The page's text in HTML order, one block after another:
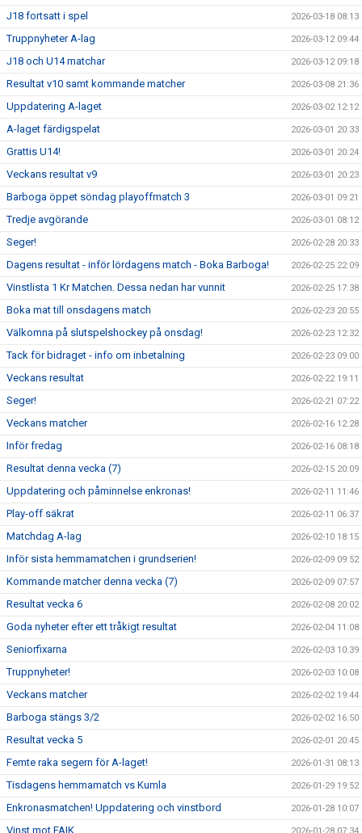
J18 fortsatt i spel 2026-03-18 08:13
Truppnyheter A-lag 2026-03-12 09:44
J18 och U14 matchar 2026-03-12 09:18
Resultat v10 samt kommande matcher 2026-03-08 21:36
Uppdatering A-laget 2026-03-02 12:12
A-laget färdigspelat 2026-03-01 20:33
Grattis U14! 2026-03-01 20:24
Veckans resultat v9 2026-03-01 20:23
Barboga öppet söndag playoffmatch 3 2026-03-01 09:21
Tredje avgörande 2026-03-01 08:12
Seger! 2026-02-28 20:33
Dagens resultat - inför lördagens match - Boka Barboga! 2026-02-25 22:09
Vinstlista 1 Kr Matchen. Dessa nedan har vunnit 2026-02-25 17:38
Boka mat till onsdagens match 2026-02-23 20:55
Välkomna på slutspelshockey på onsdag! 2026-02-23 12:32
Tack för bidraget - info om inbetalning 2026-02-23 09:00
Veckans resultat 2026-02-22 19:11
Seger! 2026-02-21 07:22
Veckans matcher 2026-02-16 12:28
Inför fredag 2026-02-16 08:18
Resultat denna vecka (7) 2026-02-15 20:09
Uppdatering och påminnelse enkronas! 2026-02-11 11:46
Play-off säkrat 2026-02-11 06:37
Matchdag A-lag 2026-02-10 18:15
Inför sista hemmamatchen i grundserien! 2026-02-09 09:52
Kommande matcher denna vecka (7) 2026-02-09 07:57
Resultat vecka 6 2026-02-08 20:02
Goda nyheter efter ett tråkigt resultat 2026-02-04 11:08
Seniorfixarna 2026-02-03 10:39
Truppnyheter! 2026-02-03 10:08
Veckans matcher 2026-02-02 19:44
Barboga stängs 3/2 2026-02-02 16:50
Resultat vecka 5 2026-02-01 20:45
Femte raka segern för A-laget! 2026-01-31 08:13
Tisdagens hemmamatch vs Kumla 2026-01-29 19:52
Enkronasmatchen! Uppdatering och vinstbord 2026-01-28 10:07
Vinst mot FAIK